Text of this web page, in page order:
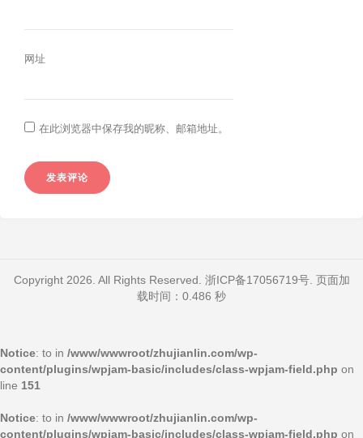
网址
在此浏览器中保存我的昵称、邮箱地址。
Copyright 2026. All Rights Reserved. 浙ICP备17056719号. 页面加
载时间：0.486 秒
Notice: to in /www/wwwroot/zhujianlin.com/wp-
content/plugins/wpjam-basic/includes/class-wpjam-field.php on
line 151
Notice: to in /www/wwwroot/zhujianlin.com/wp-
content/plugins/wpjam-basic/includes/class-wpjam-field.php on